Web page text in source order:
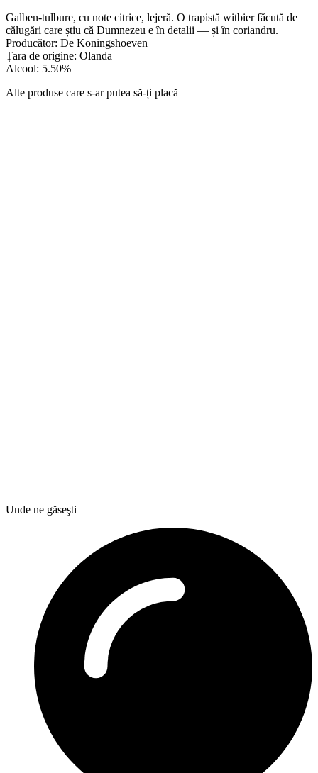
Galben-tulbure, cu note citrice, lejeră. O trapistă witbier făcută de
călugări care știu că Dumnezeu e în detalii — și în coriandru.
Producător: De Koningshoeven
Țara de origine: Olanda
Alcool: 5.50%
Alte produse care s-ar putea să-ți placă
Unde ne găseşti